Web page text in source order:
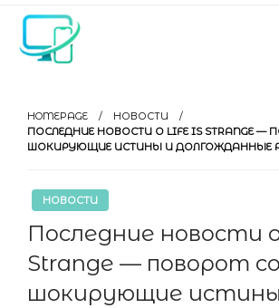
Skip
content
индустрии
HOMEPAGE
НОВОСТИ
ПОСЛЕДНИЕ НОВОСТИ О LIFE IS STRANGE
ШОКИРУЮЩИЕ ИСТИНЫ И ДОЛГОЖДАННЫЕ
НОВОСТИ
Последние новости
Strange — поворот
шокирующие